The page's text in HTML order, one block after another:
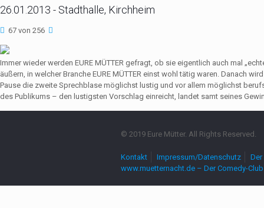
26.01.2013 - Stadthalle, Kirchheim
67 von 256
Immer wieder werden EURE MÜTTER gefragt, ob sie eigentlich auch mal
äußern, in welcher Branche EURE MÜTTER einst wohl tätig waren. Danach
Pause die zweite Sprechblase möglichst lustig und vor allem möglichst
des Publikums – den lustigsten Vorschlag einreicht, landet samt seines
© 2019 Eure Mütter. All Rights Reserved.
Kontakt Impressum/Datenschutz
www.muetternacht.de – Der Comedy-Club